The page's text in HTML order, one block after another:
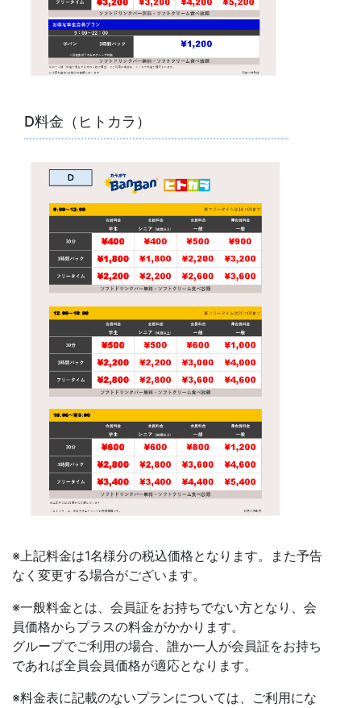
D料金（ヒトカラ）
※上記料金は1名様分の税込価格となります。また予告
なく変更する場合がございます。
※一般料金とは、会員証をお持ちでない方となり、会
員価格からプラスの料金がかかります。
グループでご利用の場合、誰か一人が会員証をお持ち
であれば全員会員価格が適応となります。
※料金表に記載のないプランについては、ご利用にな